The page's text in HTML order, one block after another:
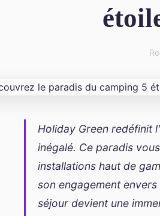
Holiday Green redéfinit
inégalé. Ce paradis
installations haut de
son engagement
séjour devient une